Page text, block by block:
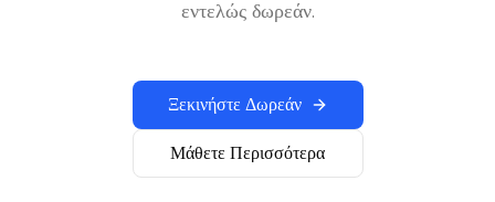
εντελώς δωρεάν.
Ξεκινήστε Δωρεάν
Μάθετε Περισσότερα